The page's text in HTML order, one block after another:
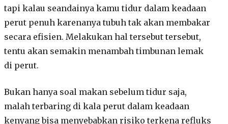
tapi kalau seandainya kamu tidur dalam keadaan
perut penuh karenanya tubuh tak akan membakar
secara efisien. Melakukan hal tersebut tersebut,
tentu akan semakin menambah timbunan lemak
di perut.
Bukan hanya soal makan sebelum tidur saja,
malah terbaring di kala perut dalam keadaan
kenyang bisa menyebabkan risiko terkena refluks